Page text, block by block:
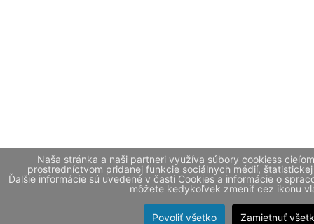
Naša stránka a naši partneri využíva súbory cookiess
prostredníctvom pridanej funkcie sociálnych médií,
Ďalšie informácie sú uvedené v časti Cookies a informácie o
môžete kedykoľvek zmeniť cez ikonu
Povoliť všetko Zamietnuť